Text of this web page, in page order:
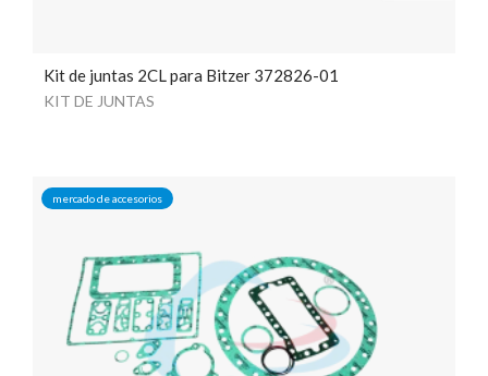
Kit de juntas 2CL para Bitzer 372826-01
KIT DE JUNTAS
mercado de accesorios